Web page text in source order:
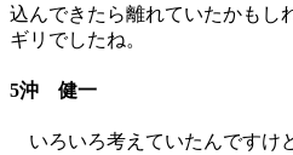
込んできたら離れていたかもし
ギリでしたね。
5沖 健一
いろいろ考えていたんですけ